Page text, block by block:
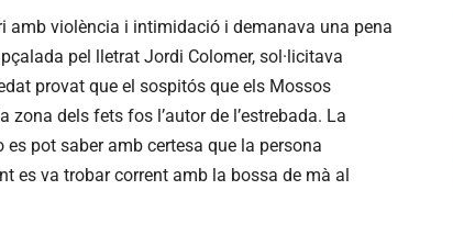
amb violència i intimidació i demanava una pena
pel lletrat Jordi Colomer, sol·licitava
provat que el sospitós que els Mossos
zona dels fets fos l’autor de l’estrebada. La
pot saber amb certesa que la persona
es va trobar corrent amb la bossa de mà al